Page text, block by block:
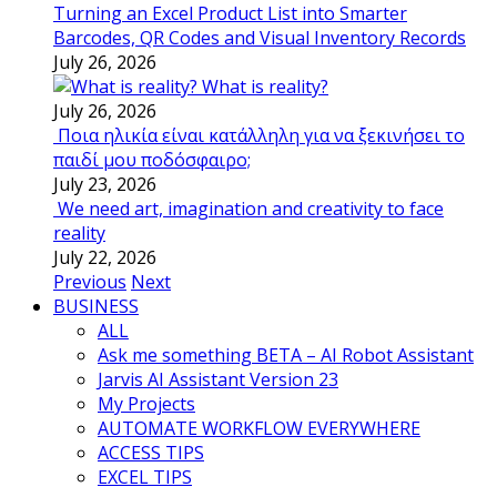
Turning an Excel Product List into Smarter
Barcodes, QR Codes and Visual Inventory Records
July 26, 2026
What is reality?
July 26, 2026
Ποια ηλικία είναι κατάλληλη για να ξεκινήσει το
παιδί μου ποδόσφαιρο;
July 23, 2026
We need art, imagination and creativity to face
reality
July 22, 2026
Previous Next
BUSINESS
ALL
Ask me something BETA – AI Robot Assistant
Jarvis AI Assistant Version 23
My Projects
AUTOMATE WORKFLOW EVERYWHERE
ACCESS TIPS
EXCEL TIPS